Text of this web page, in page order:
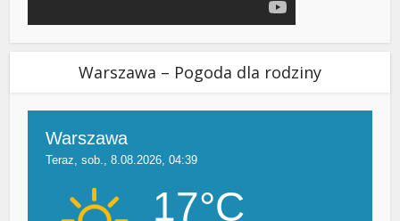
Warszawa – Pogoda dla rodziny